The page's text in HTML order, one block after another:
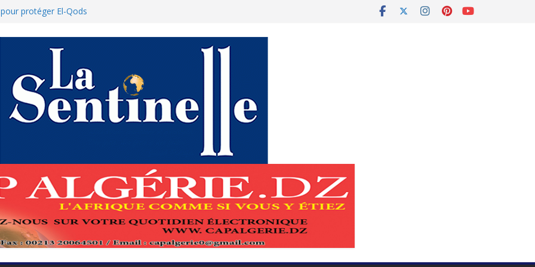
protéger El-Qods
de la coopération au cœur
Boukhari à N’Djamena
accélère la reconquête de son tissu
: Le ministère des Finances dément
des nouvelles mesures